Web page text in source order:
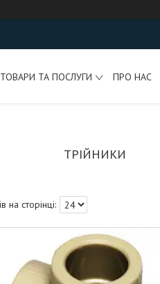
ТОВАРИ ТА ПОСЛУГИ ПРО НАС
ТРІЙНИКИ